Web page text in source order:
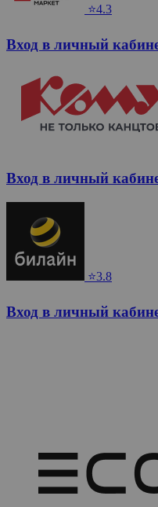
⭐4.3
Вход в личный
Вход в личный
⭐3.8
Вход в личный